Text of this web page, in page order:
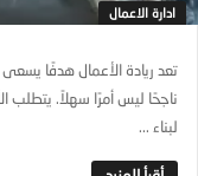
ادارة الاعمال
تعد ريادة الأعمال هدفًا
ناجحًا ليس أمرًا سهلاً. يتطلب
لبناء ...